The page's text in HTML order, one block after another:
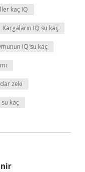
kaç IQ
Kargaların IQ su kaç
IQ su kaç
zeki
su kaç